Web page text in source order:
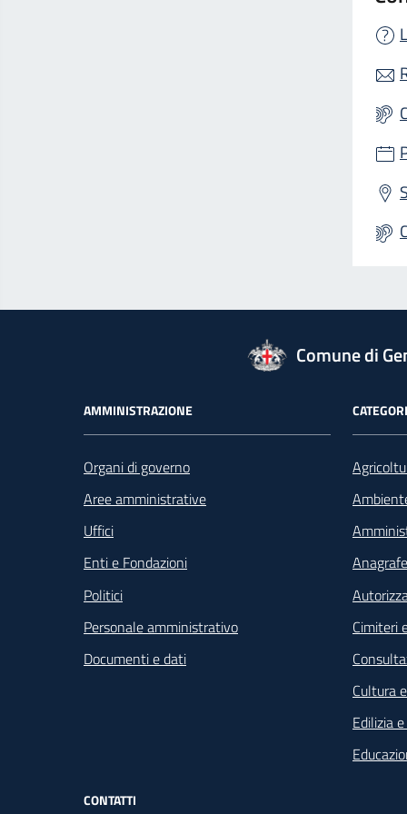
Comune di
Footer - Navigazione
AMMINISTRAZIONE
Organi di governo
Aree amministrative
Uffici
Enti e Fondazioni
Politici
Personale amministrativo
Documenti e dati
Cimiteri
Cultura
Edilizia
CONTATTI